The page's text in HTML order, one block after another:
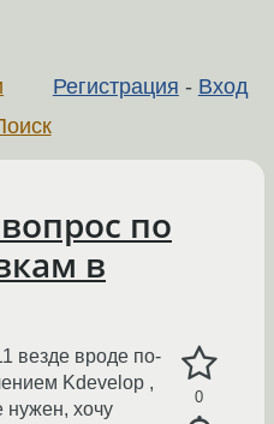
Регистрация - Вход
по
в
0
везде вроде по-
Kdevelop ,
нужен, хочу